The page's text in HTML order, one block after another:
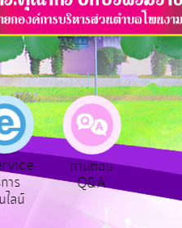
าร
ไลน์
ถามตอบ
Q&A
สำ
พ